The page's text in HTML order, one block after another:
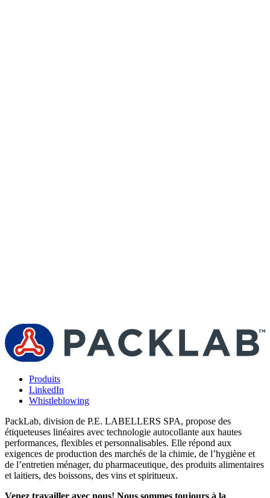
Produits
LinkedIn
Whistleblowing
PackLab, division de P.E. LABELLERS SPA, propose des
étiqueteuses linéaires avec technologie autocollante aux hautes
performances, flexibles et personnalisables. Elle répond aux
exigences de production des marchés de la chimie, de l’hygiène et
de l’entretien ménager, du pharmaceutique, des produits alimentaires
et laitiers, des boissons, des vins et spiritueux.
Venez travailler avec nous! Nous sommes toujours à la